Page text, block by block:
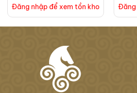
Đăng nhập để xem tồn kho Đăng